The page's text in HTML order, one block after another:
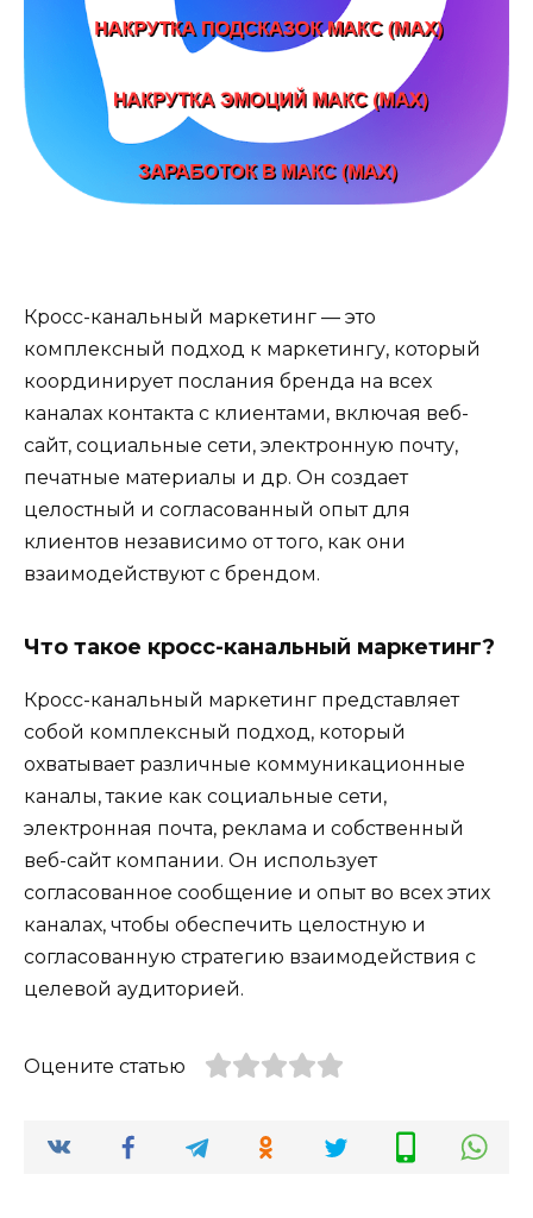
Кросс-канальный маркетинг — это
комплексный подход к маркетингу, который
координирует послания бренда на всех
каналах контакта с клиентами, включая веб-
сайт, социальные сети, электронную почту,
печатные материалы и др. Он создает
целостный и согласованный опыт для
клиентов независимо от того, как они
взаимодействуют с брендом.
Что такое кросс-канальный маркетинг?
Кросс-канальный маркетинг представляет
собой комплексный подход, который
охватывает различные коммуникационные
каналы, такие как социальные сети,
электронная почта, реклама и собственный
веб-сайт компании. Он использует
согласованное сообщение и опыт во всех этих
каналах, чтобы обеспечить целостную и
согласованную стратегию взаимодействия с
целевой аудиторией.
Оцените статью